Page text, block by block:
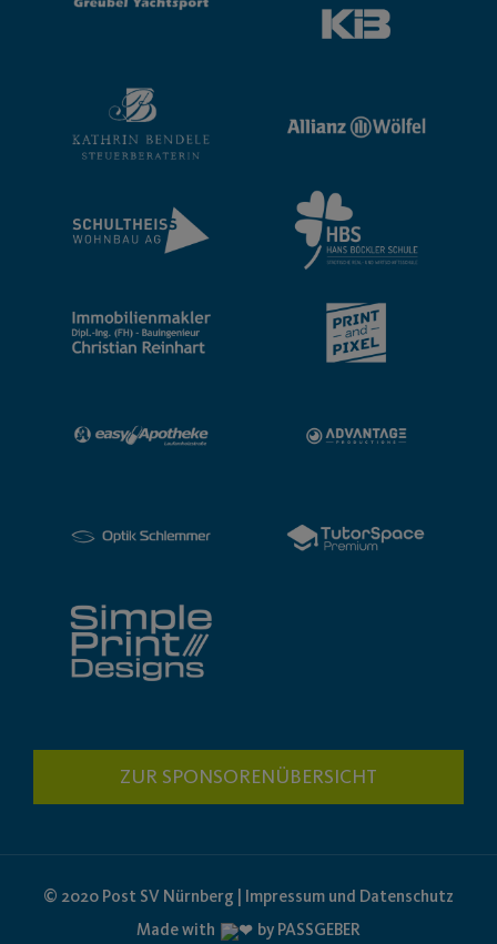
ZUR SPONSORENÜBERSICHT
© 2020 Post SV Nürnberg | Impressum und Datenschutz
Made with
by PASSGEBER